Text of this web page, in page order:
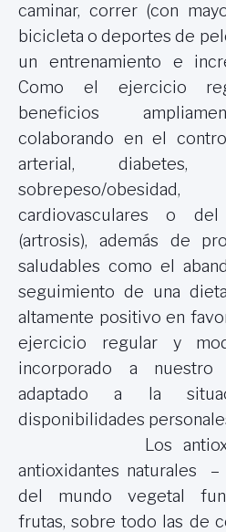
caminar, correr (con
bicicleta o deportes de
un entrenamiento e
Como el ejercicio
beneficios
colaborando en el
arterial, diabetes,
sobrepeso/
cardiovasculares o
(artrosis), además de
saludables como el
seguimiento de una
altamente positivo en
ejercicio regular y
incorporado a
adaptado a la
disponibilidades
Los
antioxidantes naturales
del mundo vegetal
frutas, sobre todo las de